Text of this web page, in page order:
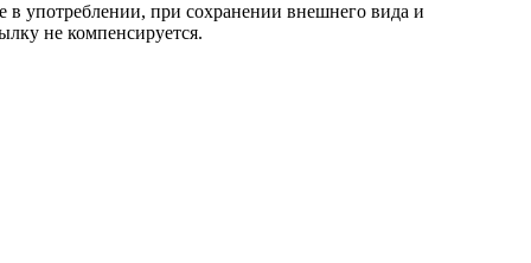
употреблении, при сохранении внешнего вида и
не компенсируется.